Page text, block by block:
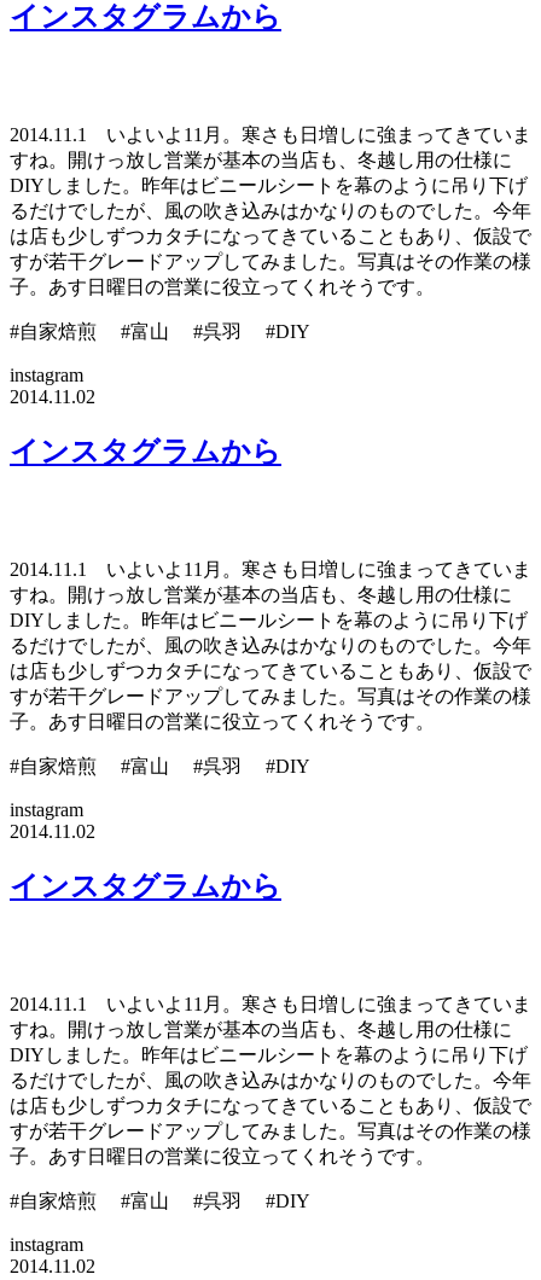
インスタグラムから
2014.11.1 いよいよ11月。寒さも日増しに強まってきていま
すね。開けっ放し営業が基本の当店も、冬越し用の仕様に
DIYしました。昨年はビニールシートを幕のように吊り下げ
るだけでしたが、風の吹き込みはかなりのものでした。今年
は店も少しずつカタチになってきていることもあり、仮設で
すが若干グレードアップしてみました。写真はその作業の様
子。あす日曜日の営業に役立ってくれそうです。
#自家焙煎 #富山 #呉羽 #DIY
instagram
2014.11.02
インスタグラムから
2014.11.1 いよいよ11月。寒さも日増しに強まってきていま
すね。開けっ放し営業が基本の当店も、冬越し用の仕様に
DIYしました。昨年はビニールシートを幕のように吊り下げ
るだけでしたが、風の吹き込みはかなりのものでした。今年
は店も少しずつカタチになってきていることもあり、仮設で
すが若干グレードアップしてみました。写真はその作業の様
子。あす日曜日の営業に役立ってくれそうです。
#自家焙煎 #富山 #呉羽 #DIY
instagram
2014.11.02
インスタグラムから
2014.11.1 いよいよ11月。寒さも日増しに強まってきていま
すね。開けっ放し営業が基本の当店も、冬越し用の仕様に
DIYしました。昨年はビニールシートを幕のように吊り下げ
るだけでしたが、風の吹き込みはかなりのものでした。今年
は店も少しずつカタチになってきていることもあり、仮設で
すが若干グレードアップしてみました。写真はその作業の様
子。あす日曜日の営業に役立ってくれそうです。
#自家焙煎 #富山 #呉羽 #DIY
instagram
2014.11.02